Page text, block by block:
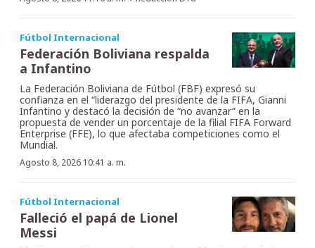
Fútbol Internacional
Federación Boliviana respalda
a Infantino
La Federación Boliviana de Fútbol (FBF) expresó su
confianza en el “liderazgo del presidente de la FIFA, Gianni
Infantino y destacó la decisión de “no avanzar” en la
propuesta de vender un porcentaje de la filial FIFA Forward
Enterprise (FFE), lo que afectaba competiciones como el
Mundial.
Agosto 8, 2026 10:41 a. m.
Fútbol Internacional
Falleció el papá de Lionel
Messi